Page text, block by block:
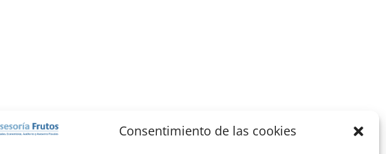
Consentimiento de las cookies